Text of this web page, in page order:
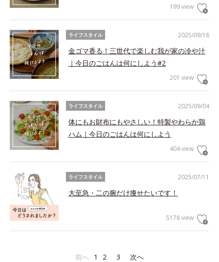
199 view
2025/09/18
ライフスタイル
金ゴマ香る！三世代で楽しむ我が家の冷や汁
｜今日のごはんは何にしよう#2
201 view
2025/09/04
ライフスタイル
体にもお財布にもやさしい！特製やわらか鶏
ハム｜今日のごはんは何にしよう
404 view
2025/07/11
ライフスタイル
大至急・二の腕だけ痩せたいです！
5178 view
前へ 1 2 3 次へ